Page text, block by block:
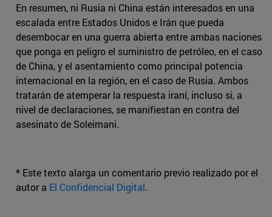
En resumen, ni Rusia ni China están interesados en una
escalada entre Estados Unidos e Irán que pueda
desembocar en una guerra abierta entre ambas naciones
que ponga en peligro el suministro de petróleo, en el caso
de China, y el asentamiento como principal potencia
internacional en la región, en el caso de Rusia. Ambos
tratarán de atemperar la respuesta iraní, incluso si, a
nivel de declaraciones, se manifiestan en contra del
asesinato de Soleimani.
* Este texto alarga un comentario previo realizado por el
autor a El Confidencial Digital.